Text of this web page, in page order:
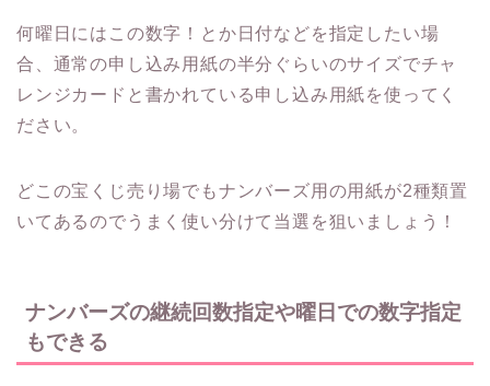
何曜日にはこの数字！とか日付などを指定したい場
合、通常の申し込み用紙の半分ぐらいのサイズでチャ
レンジカードと書かれている申し込み用紙を使ってく
ださい。
どこの宝くじ売り場でもナンバーズ用の用紙が2種類置
いてあるのでうまく使い分けて当選を狙いましょう！
ナンバーズの継続回数指定や曜日での数字指定
もできる